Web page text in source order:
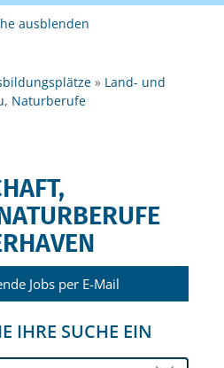
ausblenden
Land- und
Naturberufe
Jobs per E-Mail
IHRE SUCHE EIN